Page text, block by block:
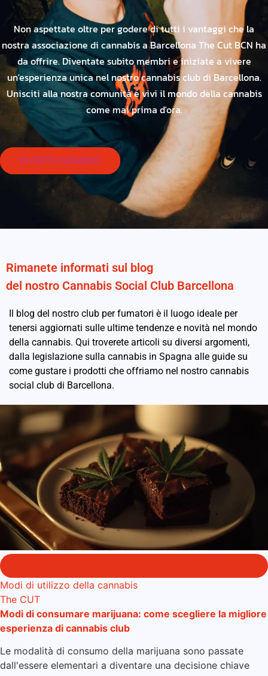
Non aspettate oltre per godere di tutti i vantaggi che la
nostra associazione di cannabis a Barcellona The Cut BCN ha
da offrire. Diventate subito membri e iniziate a vivere
un'esperienza unica nel nostro cannabis club di Barcellona.
Unisciti alla nostra comunità e vivi il mondo della cannabis
come mai prima d'ora.
DIVENTA MEMBRO
Rimanete informati sul blog
del nostro Cannabis Social Club Barcellona
Il blog del nostro club per fumatori è il luogo ideale per
tenersi aggiornati sulle ultime tendenze e novità nel mondo
della cannabis. Qui troverete articoli su diversi argomenti,
dalla legislazione sulla cannabis in Spagna alle guide su
come gustare i prodotti che offriamo nel nostro cannabis
social club di Barcellona.
Modi di utilizzo della cannabis
The CUT
Modi di consumare marijuana: come scegliere la migliore
esperienza di cannabis club
Le modalità di consumo della marijuana sono passate
dall'essere elementari a diventare una decisione chiave